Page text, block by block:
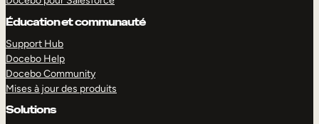
Éducation et communauté
Support Hub
Docebo Help
Docebo Community
Mises à jour des produits
Solutions